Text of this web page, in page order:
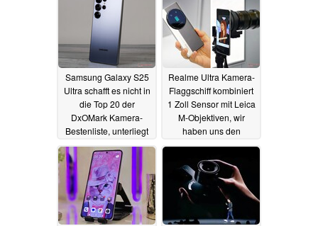
Samsung Galaxy S25
Ultra schafft es nicht in
die Top 20 der
DxOMark Kamera-
Bestenliste, unterliegt
Google Pixel 8
03.03.2025
Realme Ultra Kamera-
Flaggschiff kombiniert
1 Zoll Sensor mit Leica
M-Objektiven, wir
haben uns den
Prototyp angeschaut
03.03.2025